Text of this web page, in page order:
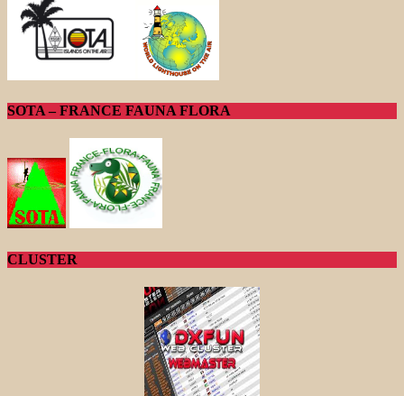
SOTA – FRANCE FAUNA FLORA
CLUSTER